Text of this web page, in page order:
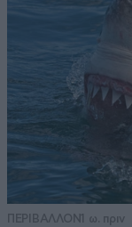
ΠΕΡΙΒΑΛΛΟΝ 1 ω. πριν